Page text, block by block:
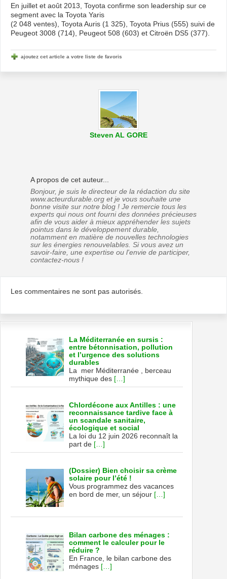
En juillet et août 2013, Toyota confirme son leadership sur ce
segment avec la Toyota Yaris
(2 048 ventes), Toyota Auris (1 325), Toyota Prius (555) suivi de
Peugeot 3008 (714), Peugeot 508 (603) et Citroën DS5 (377).
ajoutez cet article a votre liste de favoris
Steven AL GORE
A propos de cet auteur...
Bonjour, je suis le directeur de la rédaction du site
www.acteurdurable.org et je vous souhaite une
bonne visite sur notre blog ! Je remercie tous les
experts qui nous ont fourni des données précieuses
afin de vous aider à mieux appréhender les sujets
pointus dans le développement durable,
notamment en matière de nouvelles technologies
sur les énergies renouvelables. Si vous avez un
savoir-faire, une expertise ou l'envie de participer,
contactez-nous !
Les commentaires ne sont pas autorisés.
La Méditerranée en sursis :
entre bétonnisation, pollution
et l’urgence des solutions
durables
La mer Méditerranée , berceau
mythique des […]
Chlordécone aux Antilles : une
reconnaissance tardive face à
un scandale sanitaire,
écologique et social
La loi du 12 juin 2026 reconnaît la
part de […]
(Dossier) Bien choisir sa crème
solaire pour l’été !
Vous programmez des vacances
en bord de mer, un séjour […]
Bilan carbone des ménages :
comment le calculer pour le
réduire ?
En France, le bilan carbone des
ménages […]